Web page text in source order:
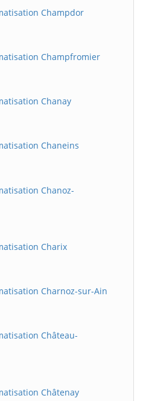
Champdor
Champfromier
Chanay
Chaneins
Chanoz-
Charix
Charnoz-sur-Ain
Château-
Châtenay